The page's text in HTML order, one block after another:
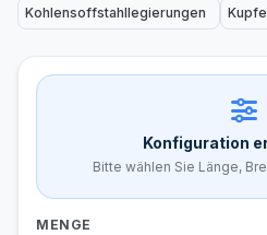
Kohlensoffstahllegierungen
Konfiguration
Bitte wählen Sie Länge,
MENGE